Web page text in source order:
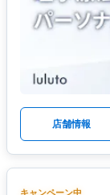
店舗情報